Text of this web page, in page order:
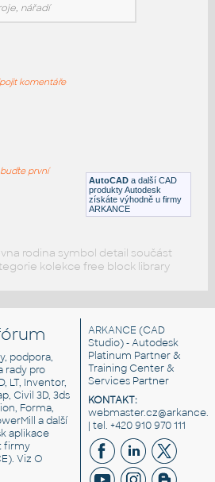
nářadí AutoCAD a další CAD
produkty Autodesk
získáte výhodně u firmy
ARKANCE
komentáře
první
rodina symbol detail součást
kolekce free block library
podpora,
rady pro
LT, Inventor,
Civil 3D, 3ds
Forma,
a další
aplikace
firmy
VizO
ARKANCE (CAD
Studio) - Autodesk
Platinum Partner &
Training Center &
Services Partner
KONTAKT:
| tel. +420 910 970 111